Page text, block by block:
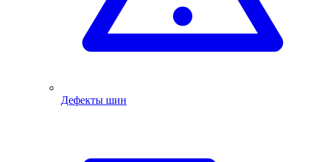
Дефекты шин